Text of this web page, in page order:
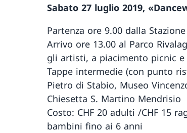
Sabato 27 luglio 2019,
Partenza ore 9.00 dalla Stazione
Arrivo ore 13.00 al Parco
gli artisti, a piacimento picnic
Tappe intermedie (con punto
Pietro di Stabio, Museo
Chiesetta S. Martino Mendrisio
Costo: CHF 20 adulti /CHF 15
bambini fino ai 6 anni